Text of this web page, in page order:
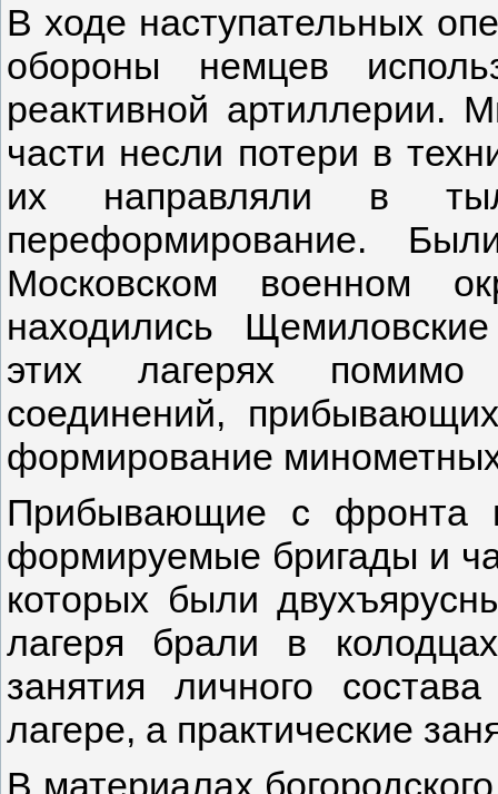
В ходе наступательных
обороны немцев
реактивной артиллерии.
части несли потери в
их направляли в
переформирование.
Московском военном
находились
этих лагерях помимо
соединений,
формирование
Прибывающие с фронта
формируемые бригады и
которых были
лагеря брали в
занятия личного
лагере, а практические
В материалах